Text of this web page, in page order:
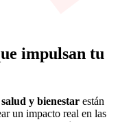
impulsan tu
y bienestar están
un impacto real en las